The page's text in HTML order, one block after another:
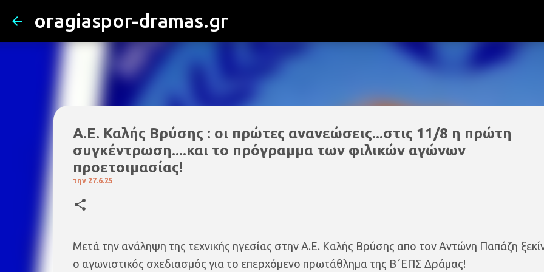
oragiaspor-dramas.gr
Α.Ε. Καλής Βρύσης : οι πρώτες ανανεώσεις...στις 11/8 η πρώτη
συγκέντρωση....και το πρόγραμμα των φιλικών αγώνων
προετοιμασίας!
την 27.6.25
Μετά την ανάληψη της τεχνικής ηγεσίας στην Α.Ε. Καλής Βρύσης απο τον Αντώνη Παπάζη
ο αγωνιστικός σχεδιασμός για το επερχόμενο πρωτάθλημα της Β΄ΕΠΣ Δράμας!